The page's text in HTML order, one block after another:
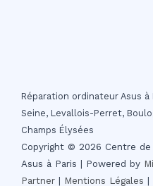
Réparation ordinateur Asus
Seine, Levallois-Perret,
Champs Élysées
Copyright © 2026 Centre
Asus à Paris | Powered by
Partner
Mentions Légales